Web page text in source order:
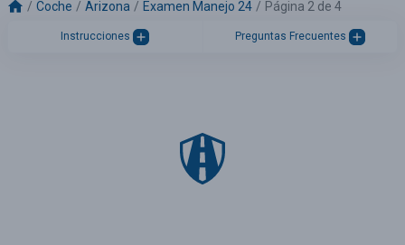
Coche Arizona Examen Manejo 24 Página 2 de 4
Instrucciones Preguntas Frecuentes